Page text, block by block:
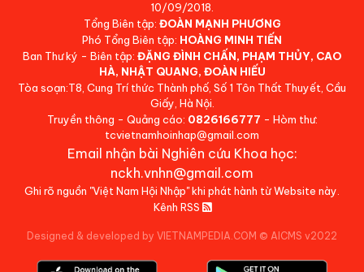
10/09/2018.
Tổng Biên tập: ĐOÀN MẠNH PHƯƠNG
Phó Tổng Biên tập: HOÀNG MINH TIẾN
Ban Thư ký - Biên tập: ĐẶNG ĐÌNH CHẤN, PHẠM THỦY, CAO
HÀ, NHẬT QUANG, ĐOÀN HIẾU
Tòa soạn:T8, Cung Trí thức Thành phố, Số 1 Tôn Thất Thuyết, Cầu
Giấy, Hà Nội.
Truyền thông - Quảng cáo: 0826166777 - Hòm thư:
tcvietnamhoinhap@gmail.com
Email nhận bài Nghiên cứu Khoa học:
nckh.vnhn@gmail.com
Ghi rõ nguồn "Việt Nam Hội Nhập" khi phát hành từ Website này.
Kênh RSS
Designed & developed by VIETNAMPEDIA.COM © AICMS v2022